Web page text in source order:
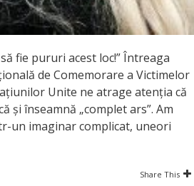
fie pururi acest loc!” Întreaga
de Comemorare a Victimelor
Unite ne atrage atenția că
și înseamnă „complet ars”. Am
un imaginar complicat, uneori
Share This